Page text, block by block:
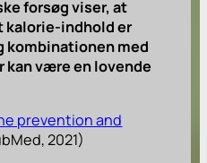
forsøg viser, at
kalorie-indhold er
kombinationen med
være en lovende
prevention and
2021)